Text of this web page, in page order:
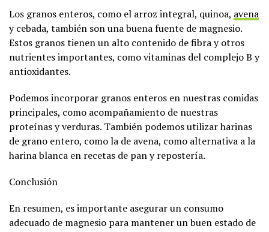
Los granos enteros, como el arroz integral, quinoa, avena
y cebada, también son una buena fuente de magnesio.
Estos granos tienen un alto contenido de fibra y otros
nutrientes importantes, como vitaminas del complejo B y
antioxidantes.
Podemos incorporar granos enteros en nuestras comidas
principales, como acompañamiento de nuestras
proteínas y verduras. También podemos utilizar harinas
de grano entero, como la de avena, como alternativa a la
harina blanca en recetas de pan y repostería.
Conclusión
En resumen, es importante asegurar un consumo
adecuado de magnesio para mantener un buen estado de